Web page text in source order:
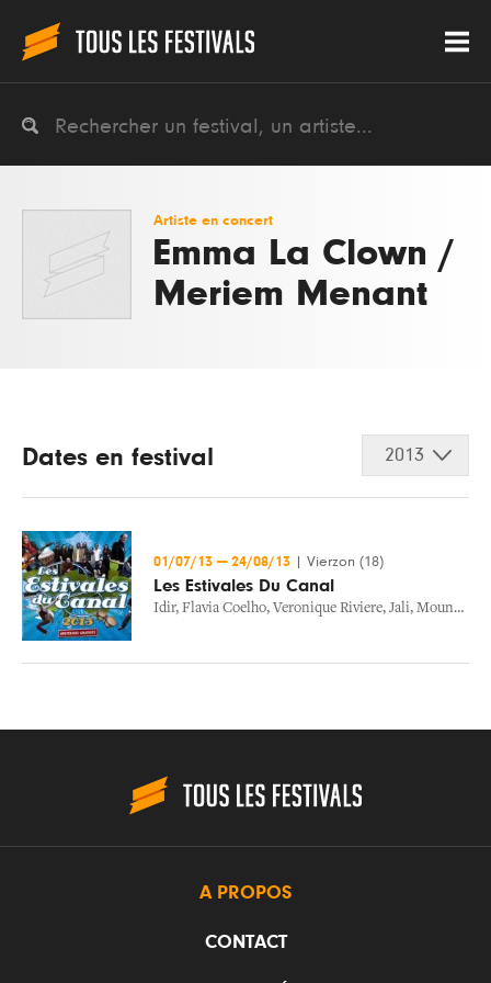
Artiste en concert
Emma La Clown /
Meriem Menant
Dates en festival 2013
01/07/13 — 24/08/13 Vierzon (18)
Les Estivales Du Canal
Idir, Flavia Coelho, Veronique Riviere, Jali, Mountain Men
A PROPOS
CONTACT